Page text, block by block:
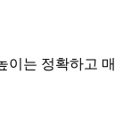
이는 정확하고 매